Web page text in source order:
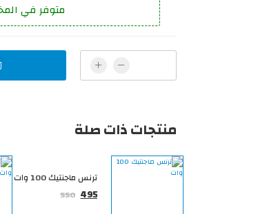
متوفر في
منتجات ذات صلة
ترنس ماجنتيك 100 وات
495
550